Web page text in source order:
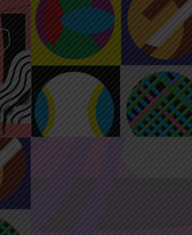
11 Juin 2022 14:00 17:45
atelier créatif tout public
MULTIBALLE avec
Grégoire Romanet